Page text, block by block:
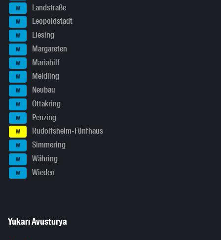
W Landstraße
W Leopoldstadt
W Liesing
W Margareten
W Mariahilf
W Meidling
W Neubau
W Ottakring
W Penzing
W Rudolfsheim-Fünfhaus
W Simmering
W Währing
W Wieden
Yukarı Avusturya